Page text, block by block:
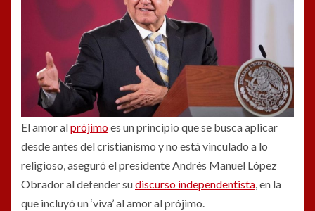
El amor alprójimoes un principio que se busca aplicar
desde antes del cristianismo y no está vinculado a lo
religioso, aseguró el presidente Andrés Manuel López
Obrador al defender sudiscurso independentista, en la
que incluyó un ‘viva’ al amor al prójimo.